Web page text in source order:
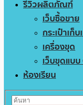
รีวิวผลิตภัณฑ์
เว็บซื้อขาย
กระเป๋าเก็
เครื่องขุด
เว็บขุดแบ
ห้องเรียน